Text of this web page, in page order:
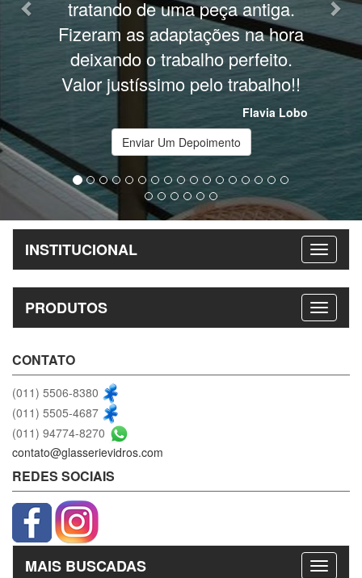
tratando de uma peça antiga.
Fizeram as adaptações na hora
deixando o trabalho perfeito.
Valor justíssimo pelo trabalho!!
Flavia Lobo
Enviar Um Depoimento
INSTITUCIONAL
PRODUTOS
CONTATO
(011) 5506-8380
(011) 5505-4687
(011) 94774-8270
contato@glasserievidros.com
REDES SOCIAIS
MAIS BUSCADAS